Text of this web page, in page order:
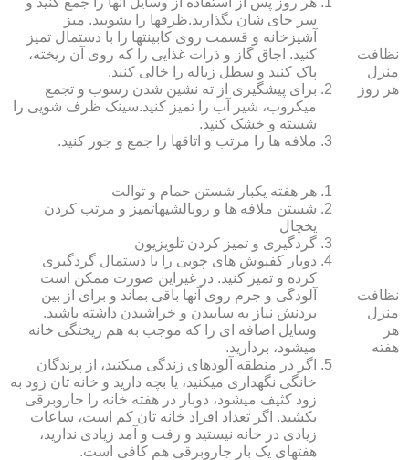
نظافت
منزل
هر روز
سر جای شان بگذارید.ظرف‏ها را بشویید. میز
آشپزخانه و قسمت روی کابینت‏ها را با دستمال تمیز
کنید. اجاق گاز و ذرات غذایی را که روی آن ریخته،
پاک کنید و سطل زباله را خالی کنید.
برای پیشگیری از ته نشین شدن رسوب و تجمع
میکروب، شیر آب را تمیز کنید.سینک ظرف شویی را
شسته و خشک کنید.
ملافه‏ ها را مرتب و اتاق‏ها را جمع و جور کنید.
نظافت
منزل
هر
هفته
هر هفته یکبار شستن حمام و توالت
شستن ملافه‏ ها و روبالشی‎هاتمیز و مرتب کردن
یخچال
گردگیری و تمیز کردن تلویزیون
دوبار کفپوش‏ های چوبی را با دستمال گردگیری
کرده و تمیز کنید. در غیراین صورت ممکن است
آلودگی و جرم روی آنها باقی بماند و برای از بین
بردنش نیاز به سابیدن و خراشیدن داشته باشید.
وسایل اضافه ای را که موجب به هم ریختگی خانه
می‏شود، بردارید.
اگر در منطقه آلوده‏ای زندگی می‏کنید، از پرندگان
خانگی نگهداری می‏کنید، یا بچه دارید و خانه‏ تان زود به
زود کثیف می‏شود، دوبار در هفته خانه را جاروبرقی
بکشید. اگر تعداد افراد خانه ‏تان کم است، ساعات
زیادی در خانه نیستید و رفت و آمد زیادی ندارید،
هفته‏ای یک بار جاروبرقی هم کافی است.